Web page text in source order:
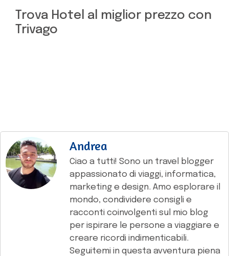
Trova Hotel al miglior prezzo con
Trivago
Andrea
Ciao a tutti! Sono un travel blogger
appassionato di viaggi, informatica,
marketing e design. Amo esplorare il
mondo, condividere consigli e
racconti coinvolgenti sul mio blog
per ispirare le persone a viaggiare e
creare ricordi indimenticabili.
Seguitemi in questa avventura piena